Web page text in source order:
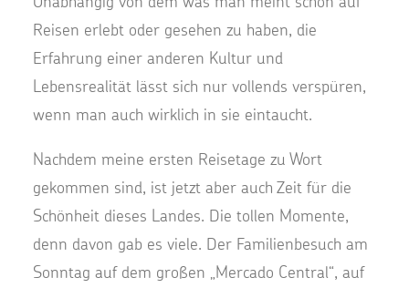
Reisen erlebt oder gesehen zu haben, die
Erfahrung einer anderen Kultur und
Lebensrealität lässt sich nur vollends verspüren,
wenn man auch wirklich in sie eintaucht.
Nachdem meine ersten Reisetage zu Wort
gekommen sind, ist jetzt aber auch Zeit für die
Schönheit dieses Landes. Die tollen Momente,
denn davon gab es viele. Der Familienbesuch am
Sonntag auf dem großen „Mercado Central“, auf